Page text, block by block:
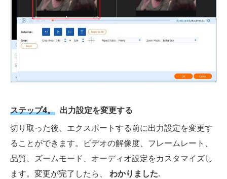
ステップ4。 出力設定を変更する
切り取った後、エクスポートする前に出力設定を変更す
ることができます。ビデオの解像度、フレームレート、
品質、ズームモード、オーディオ設定をカスタマイズし
ます。変更が完了したら、 わかりました.